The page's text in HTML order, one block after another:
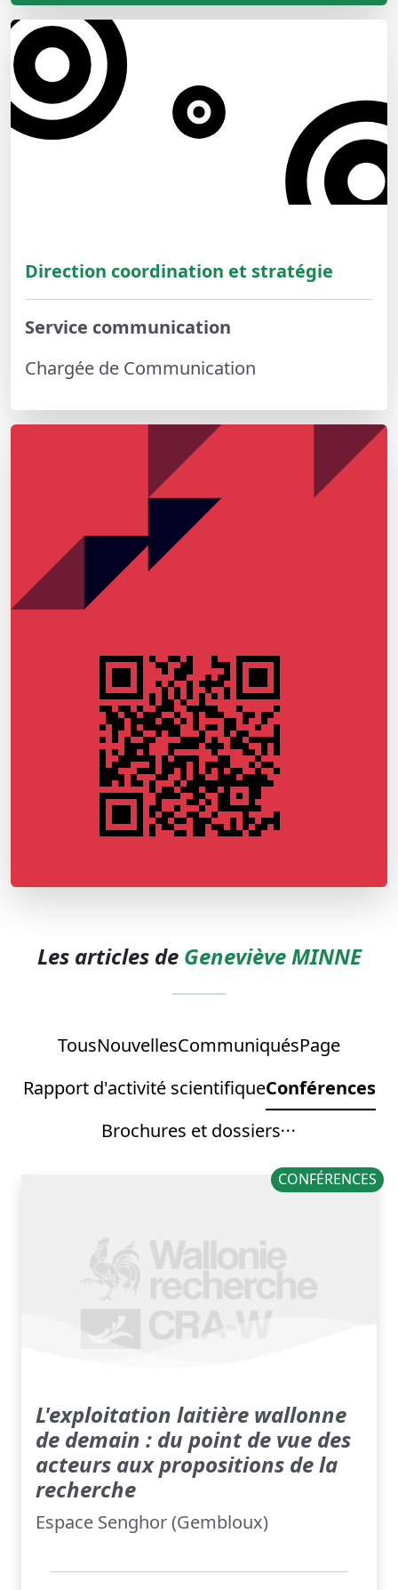
Direction coordination et stratégie
Service communication
Chargée de Communication
Les articles de Geneviève MINNE
TousNouvellesCommuniquésPage
Rapport d'activité scientifiqueConférences
Brochures et dossiers
CONFÉRENCES
L'exploitation laitière wallonne
de demain : du point de vue des
acteurs aux propositions de la
recherche
Espace Senghor (Gembloux)